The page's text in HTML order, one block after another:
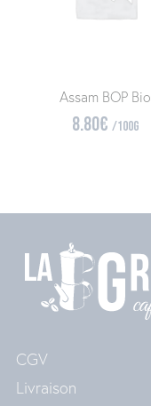
Assam BOP Bio
8.80€ /100g
CGV
Livraison